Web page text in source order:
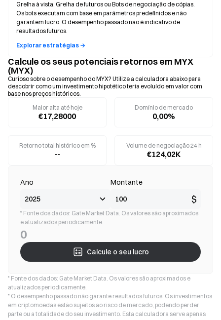
Grelha à vista, Grelha de futuros ou Bots de negociação de cópias.
Os bots executam com base em parâmetros predefinidos e não
garantem lucro. O desempenho passado não é indicativo de
resultados futuros.
Explorar estratégias →
Calcule os seus potenciais retornos em MYX
(MYX)
Curioso sobre o desempenho do MYX? Utilize a calculadora abaixo para
descobrir como um investimento hipotético teria evoluído em valor com
base nos preços históricos.
Maior alta até hoje
€17,28000
Domínio de mercado
0,00%
Retorno total histórico em %
--
Volume de negociação 24 h
€124,02K
Ano Montante
$
* Fonte dos dados: Gate Market Data. Os valores são aproximados
e atualizados periodicamente.
0
Calcule o seu lucro
* Fonte dos dados: Gate Market Data. Os valores são aproximados e
atualizados periodicamente.
* O desempenho passado não garante resultados futuros. Os investimentos
em criptomoedas estão sujeitos ao risco de mercado, podendo perder
parte ou a totalidade do seu investimento. Esta calculadora serve apenas